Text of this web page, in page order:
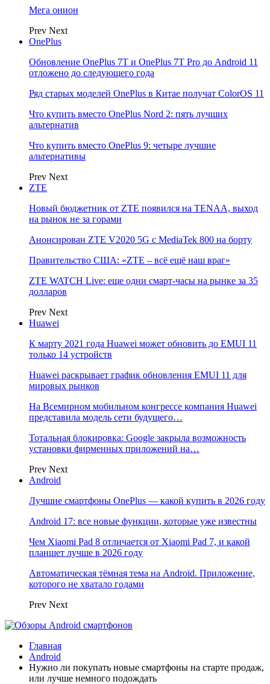
Мега онион
Prev Next
OnePlus
Обновление OnePlus 7T и OnePlus 7T Pro до Android 11
отложено до следующего года
Ряд старых моделей OnePlus в Китае получат ColorOS 11
Что купить вместо OnePlus Nord 2: пять лучших
альтернатив
Что купить вместо OnePlus 9: четыре лучшие
альтернативы
Prev Next
ZTE
Новый бюджетник от ZTE появился на TENAA, выход
на рынок не за горами
Анонсирован ZTE V2020 5G с MediaTek 800 на борту
Правительство США: «ZTE – всё ещё наш враг»
ZTE WATCH Live: еще одни смарт-часы на рынке за 35
долларов
Prev Next
Huawei
К марту 2021 года Huawei может обновить до EMUI 11
только 14 устройств
Huawei раскрывает график обновления EMUI 11 для
мировых рынков
На Всемирном мобильном конгрессе компания Huawei
представила модель сети будущего…
Тотальная блокировка: Google закрыла возможность
установки фирменных приложений на…
Prev Next
Android
Лучшие смартфоны OnePlus — какой купить в 2026 году
Android 17: все новые функции, которые уже известны
Чем Xiaomi Pad 8 отличается от Xiaomi Pad 7, и какой
планшет лучше в 2026 году
Автоматическая тёмная тема на Android. Приложение,
которого не хватало годами
Prev Next
Главная
Android
Нужно ли покупать новые смартфоны на старте продаж,
или лучше немного подождать